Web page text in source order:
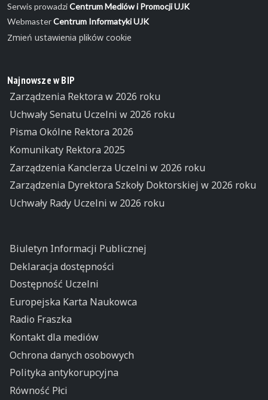
Serwis prowadziCentrum Mediów i Promocji UJK
WebmasterCentrum Informatyki UJK
Zmień ustawienia plików cookie
Najnowsze w BIP
Zarządzenia Rektora w 2026 roku
Uchwały Senatu Uczelni w 2026 roku
Pisma Okólne Rektora 2026
Komunikaty Rektora 2025
Zarządzenia Kanclerza Uczelni w 2026 roku
Zarządzenia Dyrektora Szkoły Doktorskiej w 2026 roku
Uchwały Rady Uczelni w 2026 roku
Biuletyn Informacji Publicznej
Deklaracja dostępności
Dostępność Uczelni
Europejska Karta Naukowca
Radio Fraszka
Kontakt dla mediów
Ochrona danych osobowych
Polityka antykorupcyjna
Równość Płci